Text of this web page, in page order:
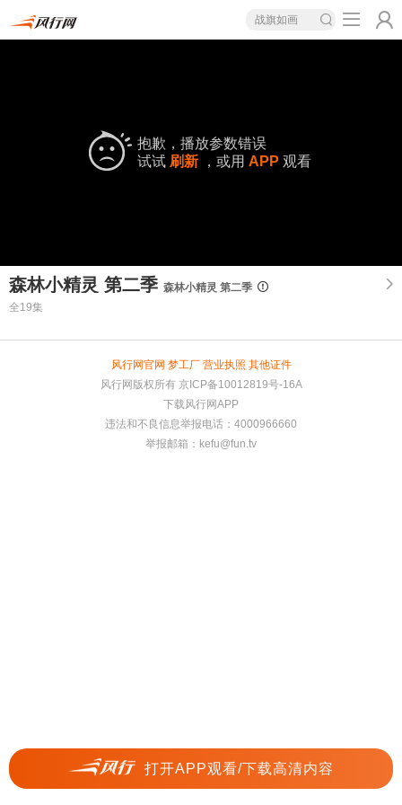
战旗如画
抱歉，播放参数错误
试试 刷新 ，或用 APP 观看
森林小精灵 第二季 森林小精灵 第二季
全19集
打开APP观看/下载高清内容
风行网官网 梦工厂 营业执照 其他证件
风行网版权所有 京ICP备10012819号-16A
下载风行网APP
违法和不良信息举报电话：4000966660
举报邮箱： kefu@fun.tv